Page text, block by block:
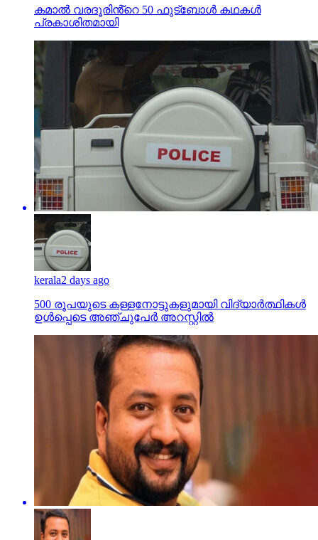
കമാൽ വരദൂരിൻ്റെ 50 ഫുട്ബോൾ കഥകൾ
പ്രകാശിതമായി
kerala2 days ago
500 രൂപയുടെ കള്ളനോട്ടുകളുമായി വിദ്യാര്‍ത്ഥികള്‍
ഉള്‍പ്പെടെ അഞ്ചുപേര്‍ അറസ്റ്റില്‍